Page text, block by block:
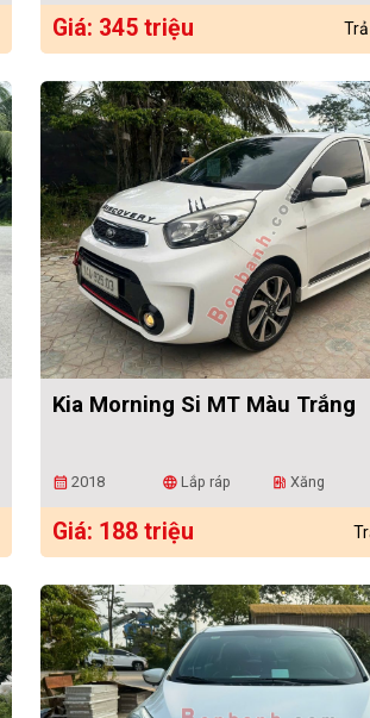
Giá: 345 triệu
Kia Morning Si MT Màu Trắng
calendar_month 2018 language Lắp ráp ev_station Xăng
Giá: 188 triệu